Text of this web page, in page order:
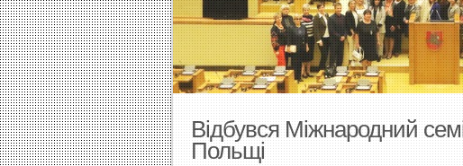
Відбувся Міжнародний
Польщі